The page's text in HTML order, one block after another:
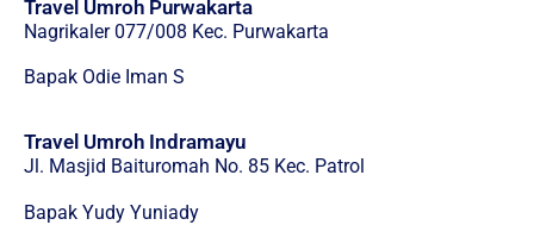
Travel Umroh Purwakarta
Nagrikaler 077/008 Kec. Purwakarta
Bapak Odie Iman S
Travel Umroh Indramayu
Jl. Masjid Baituromah No. 85 Kec. Patrol
Bapak Yudy Yuniady